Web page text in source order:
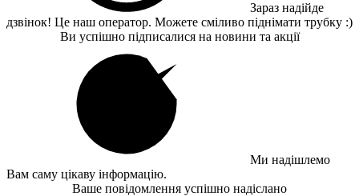
Зараз надійде
дзвінок! Це наш оператор. Можете сміливо піднімати трубку :)
Ви успішно підписалися на новини та акції
Ми надішлемо
Вам саму цікаву інформацію.
Ваше повідомлення успішно надіслано